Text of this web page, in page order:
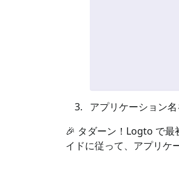
アプリケーション
🎉 タダーン！Logto で最
イドに従って、アプリケ